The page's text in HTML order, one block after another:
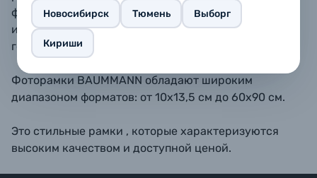
Новосибирск Тюмень Выборг
Кириши
форматах 10х15, 11,5х15, 13х18, 15х20, 15х23 - также
имеется подставка для размещения рамки на
горизонтальной поверхности.
Фоторамки BAUMMANN обладают широким
диапазоном форматов: от 10х13,5 см до 60х90 см.
Это стильные рамки , которые характеризуются
высоким качеством и доступной ценой.